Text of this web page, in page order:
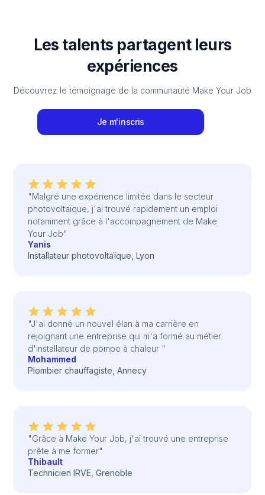
Les talents partagent leurs
expériences
Découvrez le témoignage de la communauté Make Your Job
Je m'inscris
"Malgré une expérience limitée dans le secteur
photovoltaïque, j'ai trouvé rapidement un emploi
notamment grâce à l'accompagnement de Make
Your Job"
Yanis
Installateur photovoltaïque, Lyon
"J'ai donné un nouvel élan à ma carrière en
rejoignant une entreprise qui m'a formé au métier
d'installateur de pompe à chaleur "
Mohammed
Plombier chauffagiste, Annecy
"Grâce à Make Your Job, j'ai trouvé une entreprise
prête à me former"
Thibault
Technicien IRVE, Grenoble